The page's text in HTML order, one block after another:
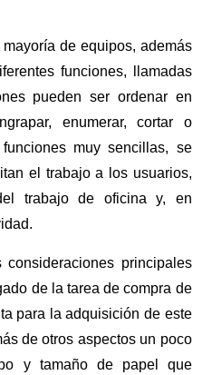
de equipos, además
funciones, llamadas
pueden ser ordenar en
enumerar, cortar o
muy sencillas, se
el trabajo a los usuarios,
trabajo de oficina y, en
principales
de la tarea de compra de
para la adquisición de este
de otros aspectos un poco
y tamaño de papel que